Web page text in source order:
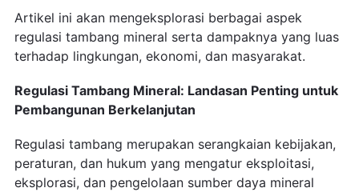
Artikel ini akan mengeksplorasi berbagai aspek
regulasi tambang mineral serta dampaknya yang luas
terhadap lingkungan, ekonomi, dan masyarakat.
Regulasi Tambang Mineral: Landasan Penting untuk
Pembangunan Berkelanjutan
Regulasi tambang merupakan serangkaian kebijakan,
peraturan, dan hukum yang mengatur eksploitasi,
eksplorasi, dan pengelolaan sumber daya mineral